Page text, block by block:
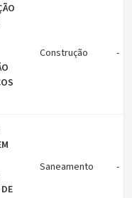
Construção -
Saneamento -